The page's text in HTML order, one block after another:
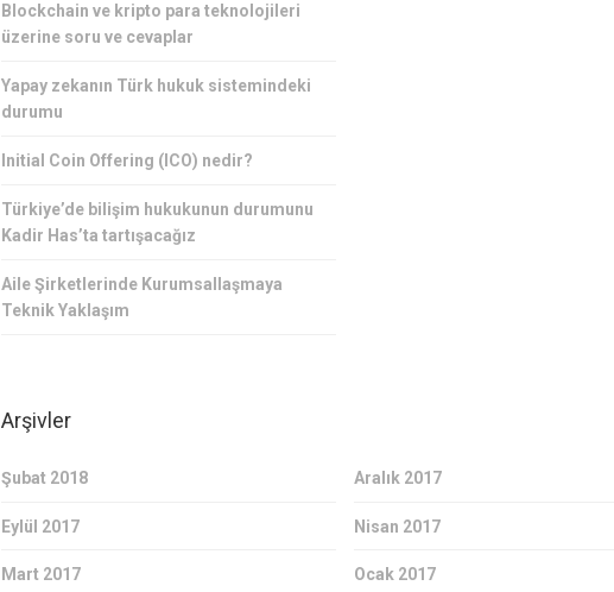
Blockchain ve kripto para teknolojileri
üzerine soru ve cevaplar
Yapay zekanın Türk hukuk sistemindeki
durumu
Initial Coin Offering (ICO) nedir?
Türkiye’de bilişim hukukunun durumunu
Kadir Has’ta tartışacağız
Aile Şirketlerinde Kurumsallaşmaya
Teknik Yaklaşım
Arşivler
Şubat 2018 Aralık 2017
Eylül 2017 Nisan 2017
Mart 2017 Ocak 2017